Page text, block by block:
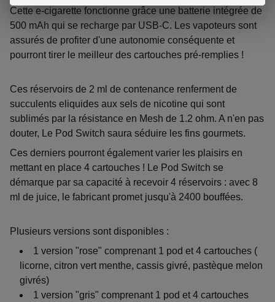
Cette e-cigarette fonctionne grâce une batterie intégrée de
500 mAh qui se recharge par USB-C. Les vapoteurs sont
assurés de profiter d'une autonomie conséquente et
pourront tirer le meilleur des cartouches pré-remplies !
Ces réservoirs de 2 ml de contenance renferment de
succulents eliquides aux sels de nicotine qui sont
sublimés par la résistance en Mesh de 1.2 ohm. A n'en pas
douter, Le Pod Switch saura séduire les fins gourmets.
Ces derniers pourront également varier les plaisirs en
mettant en place 4 cartouches ! Le Pod Switch se
démarque par sa capacité à recevoir 4 réservoirs : avec 8
ml de juice, le fabricant promet jusqu'à 2400 bouffées.
Plusieurs versions sont disponibles :
1 version "rose" comprenant 1 pod et 4 cartouches (
licorne, citron vert menthe, cassis givré, pastèque melon
givrés)
1 version "gris" comprenant 1 pod et 4 cartouches